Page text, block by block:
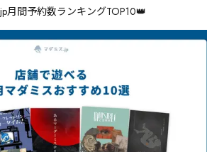
月間予約数ランキングTOP10👑